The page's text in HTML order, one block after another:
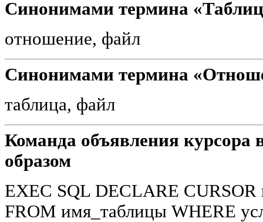
Синонимами термина
отношение, файл
Синонимами термина
таблица, файл
Команда объявления
образом
EXEC SQL DECLARE
FROM имя_таблицы WHERE